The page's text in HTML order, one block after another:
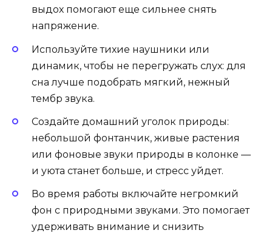
выдох помогают еще сильнее снять
напряжение.
Используйте тихие наушники или
динамик, чтобы не перегружать слух: для
сна лучше подобрать мягкий, нежный
тембр звука.
Создайте домашний уголок природы:
небольшой фонтанчик, живые растения
или фоновые звуки природы в колонке —
и уюта станет больше, и стресс уйдет.
Во время работы включайте негромкий
фон с природными звуками. Это помогает
удерживать внимание и снизить